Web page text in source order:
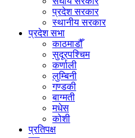
प्रदेश सरकार
स्थानीय सरकार
प्रदेश सभा
काठमाडौँ
सुदूरपश्चिम
कर्णाली
लुम्बिनी
गण्डकी
बाग्मती
मधेस
कोशी
प्रतिपक्ष